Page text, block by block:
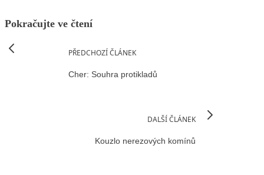
Pokračujte ve čtení
PŘEDCHOZÍ ČLÁNEK
Cher: Souhra protikladů
DALŠÍ ČLÁNEK
Kouzlo nerezových komínů